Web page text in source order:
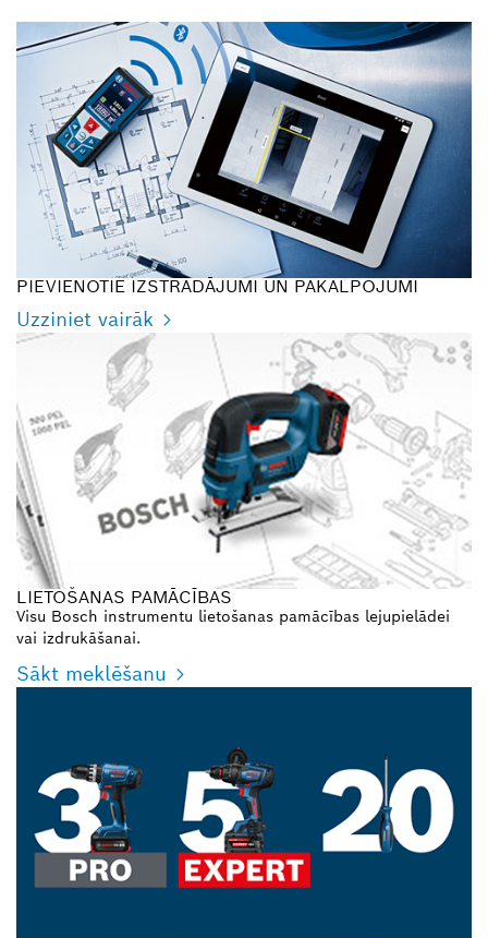
PIEVIENOTIE IZSTRĀDĀJUMI UN PAKALPOJUMI
Uzziniet vairāk
LIETOŠANAS PAMĀCĪBAS
Visu Bosch instrumentu lietošanas pamācības lejupielādei
vai izdrukāšanai.
Sākt meklēšanu